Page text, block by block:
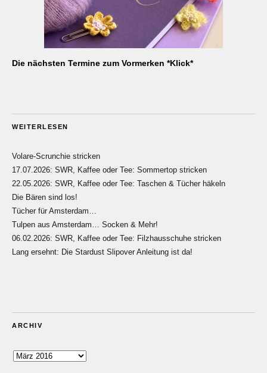
Die nächsten Termine zum Vormerken *Klick*
WEITERLESEN
Volare-Scrunchie stricken
17.07.2026: SWR, Kaffee oder Tee: Sommertop stricken
22.05.2026: SWR, Kaffee oder Tee: Taschen & Tücher häkeln
Die Bären sind los!
Tücher für Amsterdam…
Tulpen aus Amsterdam… Socken & Mehr!
06.02.2026: SWR, Kaffee oder Tee: Filzhausschuhe stricken
Lang ersehnt: Die Stardust Slipover Anleitung ist da!
ARCHIV
Archiv